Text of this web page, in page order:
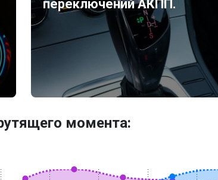
переключений АКПП.
момента: